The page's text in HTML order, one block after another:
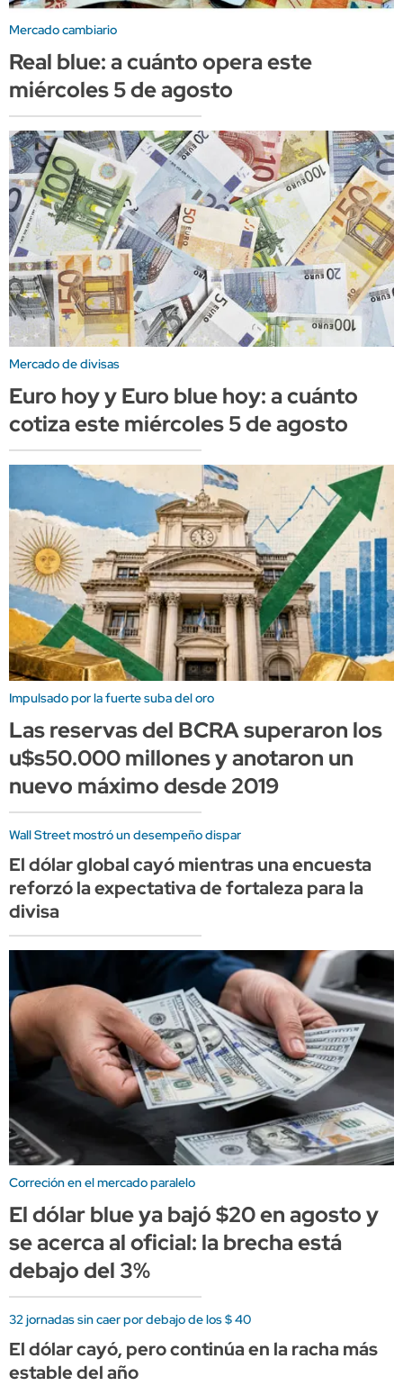
Mercado cambiario
Real blue: a cuánto opera este
miércoles 5 de agosto
Mercado de divisas
Euro hoy y Euro blue hoy: a cuánto
cotiza este miércoles 5 de agosto
Impulsado por la fuerte suba del oro
Las reservas del BCRA superaron los
u$s50.000 millones y anotaron un
nuevo máximo desde 2019
Wall Street mostró un desempeño dispar
El dólar global cayó mientras una encuesta
reforzó la expectativa de fortaleza para la
divisa
Correción en el mercado paralelo
El dólar blue ya bajó $20 en agosto y
se acerca al oficial: la brecha está
debajo del 3%
32 jornadas sin caer por debajo de los $ 40
El dólar cayó, pero continúa en la racha más
estable del año